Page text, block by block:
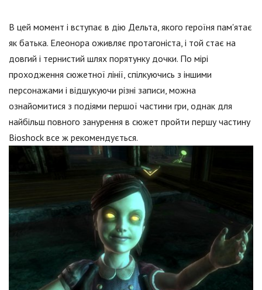
В цей момент і вступає в дію Дельта, якого героїня пам'ятає
як батька. Елеонора оживляє протагоніста, і той стає на
довгий і тернистий шлях порятунку дочки. По мірі
проходження сюжетної лінії, спілкуючись з іншими
персонажами і відшукуючи різні записи, можна
ознайомитися з подіями першої частини гри, однак для
найбільш повного занурення в сюжет пройти першу частину
Bioshock все ж рекомендується.